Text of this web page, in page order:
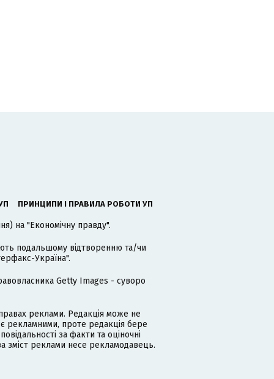
ПРИНЦИПИ І ПРАВИЛА РОБОТИ УП
на "Економічну правду".
подальшому відтворенню та/чи
Україна".
Getty Images - суворо
реклами. Редакція може не
рекламними, проте редакція бере
за факти та оціночні
зміст реклами несе рекламодавець.